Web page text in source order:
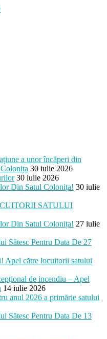
a unor încăperi din
30 iulie 2026
30 iulie 2026
Din Satul Colonița! 30 iulie
SATULUI
Din Satul Colonița! 27 iulie
Sătesc Pentru Data De 27
Apel către locuitorii satului
de incendiu – Apel
14 iulie 2026
anul 2026 a primărie satului
Sătesc Pentru Data De 13